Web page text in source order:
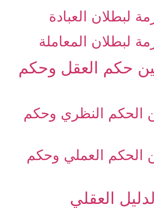
لبطلان العبادة
لبطلان المعاملة
بين حكم العقل وحكم
الحكم النظري وحكم
الحكم العملي وحكم